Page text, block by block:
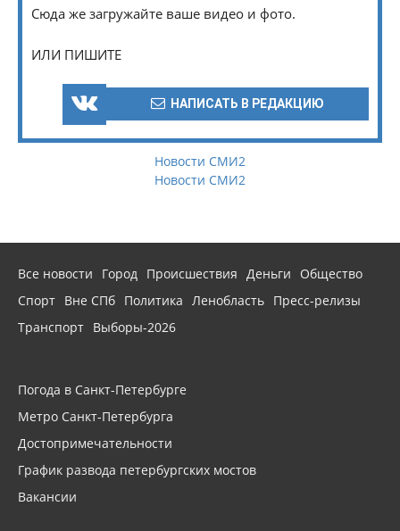
Сюда же загружайте ваше видео и фото.
ИЛИ ПИШИТЕ
НАПИСАТЬ В РЕДАКЦИЮ
Новости СМИ2
Новости СМИ2
Все новости Город Происшествия Деньги
Общество
Спорт Вне СПб Политика Ленобласть Пресс-релизы
Транспорт Выборы-2026
Погода в Санкт-Петербурге
Метро Санкт-Петербурга
Достопримечательности
График развода петербургских мостов
Вакансии